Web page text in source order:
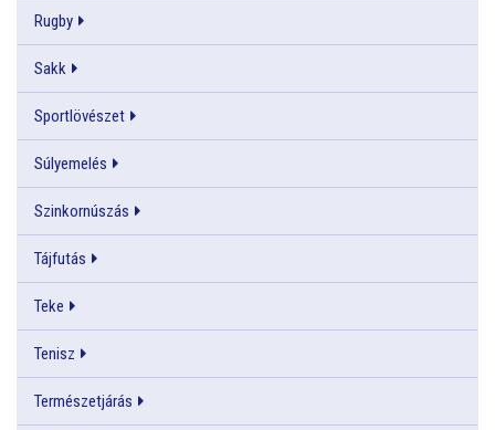
Rugby
Sakk
Sportlövészet
Súlyemelés
Szinkornúszás
Tájfutás
Teke
Tenisz
Természetjárás